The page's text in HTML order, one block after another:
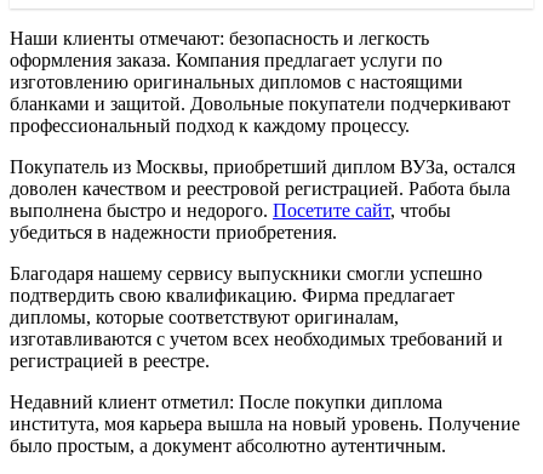
Наши клиенты отмечают: безопасность и легкость
оформления заказа. Компания предлагает услуги по
изготовлению оригинальных дипломов с настоящими
бланками и защитой. Довольные покупатели подчеркивают
профессиональный подход к каждому процессу.
Покупатель из Москвы, приобретший диплом ВУЗа, остался
доволен качеством и реестровой регистрацией. Работа была
выполнена быстро и недорого. Посетите сайт, чтобы
убедиться в надежности приобретения.
Благодаря нашему сервису выпускники смогли успешно
подтвердить свою квалификацию. Фирма предлагает
дипломы, которые соответствуют оригиналам,
изготавливаются с учетом всех необходимых требований и
регистрацией в реестре.
Недавний клиент отметил: После покупки диплома
института, моя карьера вышла на новый уровень. Получение
было простым, а документ абсолютно аутентичным.